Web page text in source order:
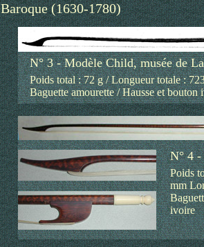
Baroque (1630-1780)
N° 3 - Modèle Child, musée de
Poids total : 72 g / Longueur totale :
Baguette amourette / Hausse et bouton
N° 4 -
Poids
mm
ivoire